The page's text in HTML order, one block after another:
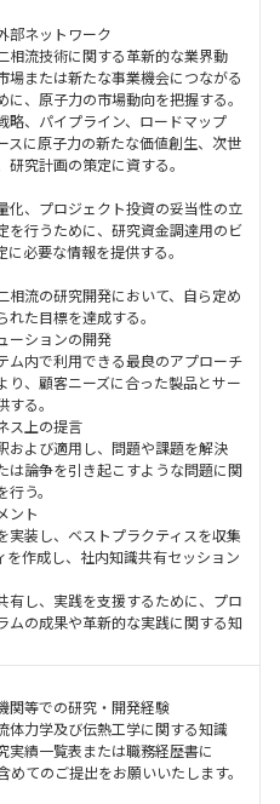
部ネットワーク
相流技術に関する革新的な業界動
場または新たな事業機会につながる
に、原子力の市場動向を把握する。
、パイプライン、ロードマップ
スに原子力の新たな価値創生、次世
究計画の策定に資する。
化、プロジェクト投資の妥当性の立
を行うために、研究資金調達用のビ
必要な情報を提供する。
相流の研究開発において、自ら定め
た目標を達成する。
ーションの開発
ム内で利用できる最良のアプローチ
り、顧客ニーズに合った製品とサー
る。
ス上の提言
および適用し、問題や課題を解決
は論争を引き起こすような問題に関
う。
ント
実装し、ベストプラクティスを収集
を作成し、社内知識共有セッション
有し、実践を支援するために、プロ
ムの成果や革新的な実践に関する知
関等での研究・開発経験
体力学及び伝熱工学に関する知識
績一覧表または職務経歴書に
てのご提出をお願いいたします。